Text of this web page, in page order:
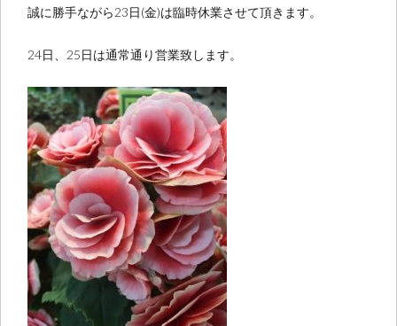
誠に勝手ながら23日(金)は臨時休業させて頂きます。
24日、25日は通常通り営業致します。